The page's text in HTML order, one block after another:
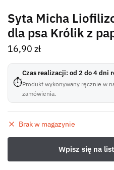
Syta Micha
dla psa Królik z
16,90 zł
⏱
Czas realizacji: od 2 do 4 dni
Produkt wykonywany ręcznie w
zamówienia.
Brak w magazynie